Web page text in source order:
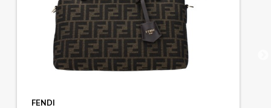
FENDI